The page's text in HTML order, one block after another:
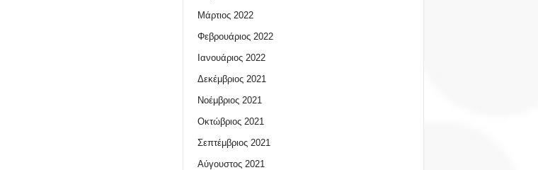
Μάρτιος 2022
Φεβρουάριος 2022
Ιανουάριος 2022
Δεκέμβριος 2021
Νοέμβριος 2021
Οκτώβριος 2021
Σεπτέμβριος 2021
Αύγουστος 2021